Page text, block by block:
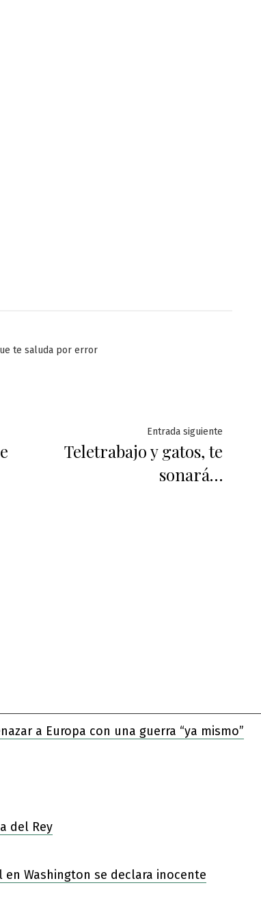
te saluda por error
Entrada siguiente
Teletrabajo y gatos, te
sonará…
a Europa con una guerra “ya mismo”
del Rey
Washington se declara inocente